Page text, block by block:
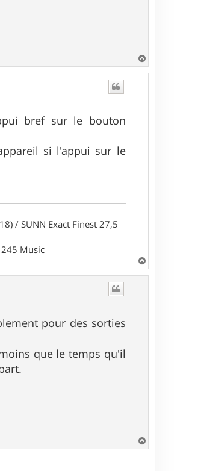
a
bref sur le bouton
si l'appui sur le
/ SUNN Exact Finest 27,5
Music
a
pour des sorties
que le temps qu'il
a